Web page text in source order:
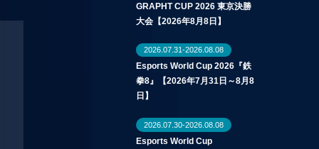
GRAPHT CUP 2026 東京決勝
大会【2026年8月8日】
2026.07.31-2026.08.08
Esports World Cup 2026『鉄
拳8』【2026年7月31日～8月8
日】
2026.07.30-2026.08.08
Esports World Cup